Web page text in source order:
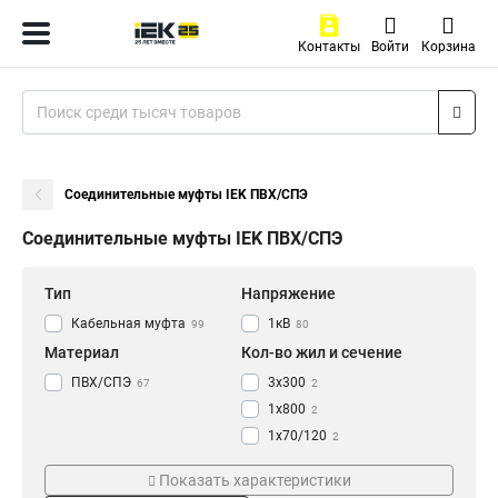
Контакты Войти Корзина
Соединительные муфты IEK ПВХ/СПЭ
Соединительные муфты IEK ПВХ/СПЭ
Тип
Кабельная муфта 99
Напряжение
1кВ 80
Материал
ПВХ/СПЭ 67
Кол-во жил и сечение
3х300 2
1х800 2
1х70/120 2
1х500/630 2
1х35/50 2
Показать характеристики